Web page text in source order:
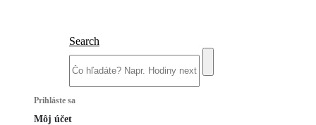
Search
Prihláste sa
Môj účet